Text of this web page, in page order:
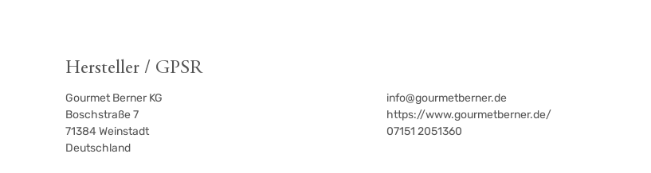
Hersteller / GPSR
Gourmet Berner KG
Boschstraße 7
71384 Weinstadt
Deutschland
info@gourmetberner.de
https://www.gourmetberner.de/
07151 2051360